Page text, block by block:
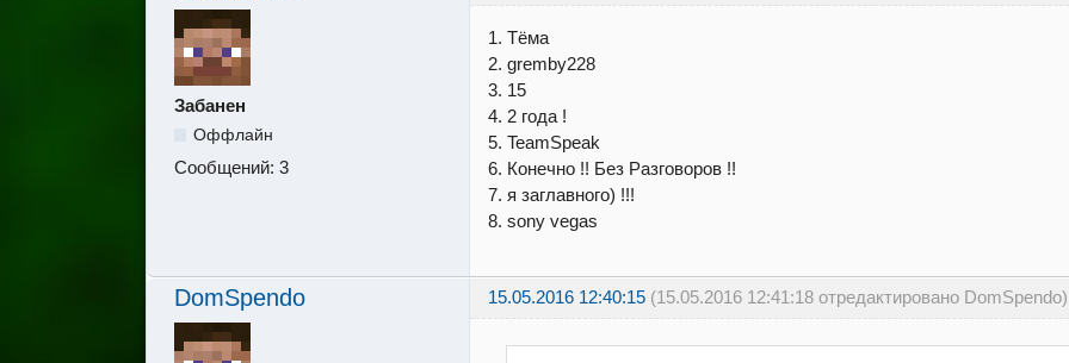
Забанен
Оффлайн
Сообщений: 3
1. Тёма
2. gremby228
3. 15
4. 2 года !
5. TeamSpeak
6. Конечно !! Без Разговоров !!
7. я заглавного) !!!
8. sony vegas
DomSpendo 15.05.2016 12:40:15 (15.05.2016 12:41:18 отредактировано DomSpendo)